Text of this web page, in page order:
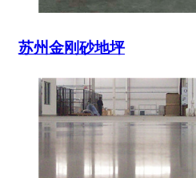
苏州金刚砂地坪